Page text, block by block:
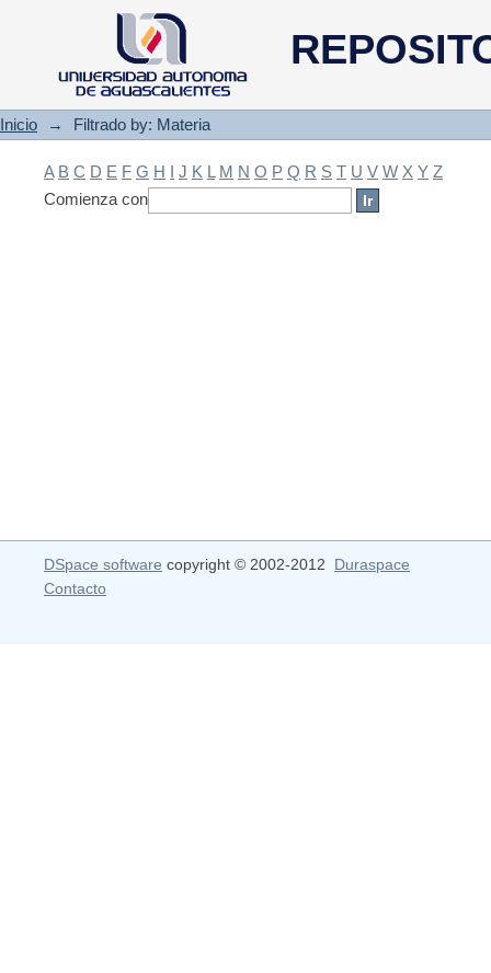
Filtrado by: Materia
Inicio → Filtrado by: Materia
A B C D E F G H I J K L M N O P Q R S T U V W X Y Z
Comienza con
DSpace software copyright © 2002-2012 Duraspace
Contacto